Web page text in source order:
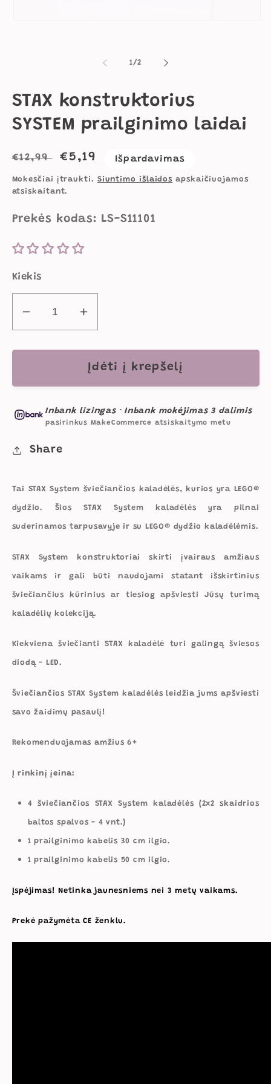
1/iš
2
STAX konstruktorius
SYSTEM prailginimo laidai
Įprasta
kaina
€12,99
Išpardavimo
kaina
€5,19 Išpardavimas
Mokesčiai įtraukti. Siuntimo išlaidos apskaičiuojamos
atsiskaitant.
Prekės kodas: LS-S11101
Kiekis
Sumažinti
STAX
konstruktorius
prailginimo
kiekį
Padidinti
STAX
konstruktorius
SYSTEM
prailginimo
kiekį
Įdėti į krepšelį
Inbank lizingas ·Inbank mokėjimas 3 dalimis
pasirinkus MakeCommerce atsiskaitymo metu
Share
Tai STAX System šviečiančios kaladėlės, kurios yra LEGO®
dydžio. Šios STAX System kaladėlės yra pilnai
suderinamos tarpusavyje ir su LEGO® dydžio kaladėlėmis.
STAX System konstruktoriai skirti įvairaus amžiaus
vaikams ir gali būti naudojami statant išskirtinius
šviečiančius kūrinius ar tiesiog apšviesti Jūsų turimą
kaladėlių kolekciją.
Kiekviena šviečianti STAX kaladėlė turi galingą šviesos
diodą - LED.
Šviečiančios STAX System kaladėlės leidžia jums apšviesti
savo žaidimų pasaulį!
Rekomenduojamas amžius 6+
Į rinkinį įeina:
4 šviečiančios STAX System kaladėlės (2x2 skaidrios
baltos spalvos - 4 vnt.)
1 prailginimo kabelis 30 cm ilgio.
1 prailginimo kabelis 50 cm ilgio.
Įspėjimas! Netinka jaunesniems nei 3 metų vaikams.
Prekė pažymėta CE ženklu.